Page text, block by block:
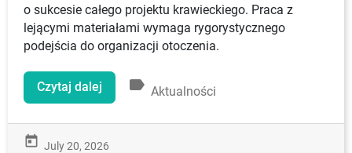
o sukcesie całego projektu krawieckiego. Praca z
lejącymi materiałami wymaga rygorystycznego
podejścia do organizacji otoczenia.
Czytaj dalej label Aktualności
today July 20, 2026